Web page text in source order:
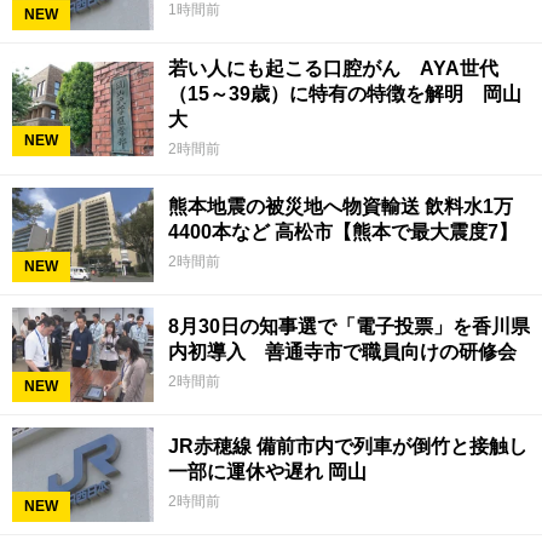
NEW 1時間前
NEW
若い人にも起こる口腔がん AYA世代
（15～39歳）に特有の特徴を解明 岡山
大
2時間前
NEW
熊本地震の被災地へ物資輸送 飲料水1万
4400本など 高松市【熊本で最大震度7】
2時間前
NEW
8月30日の知事選で「電子投票」を香川県
内初導入 善通寺市で職員向けの研修会
2時間前
NEW
JR赤穂線 備前市内で列車が倒竹と接触し
一部に運休や遅れ 岡山
2時間前